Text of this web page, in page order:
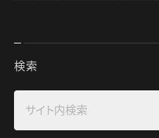
検索